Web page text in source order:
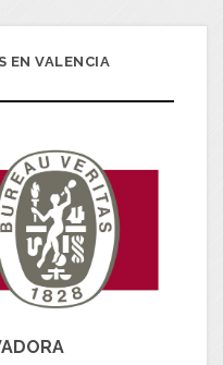
EN VALENCIA